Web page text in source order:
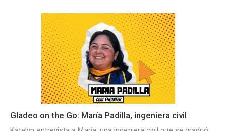
Gladeo on the Go: María Padilla, ingeniera civil